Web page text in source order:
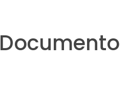
Documento